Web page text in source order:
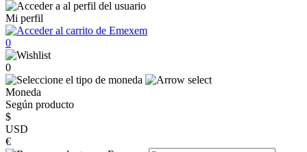
Mi perfil
0
0
Moneda
Según producto
$
USD
€